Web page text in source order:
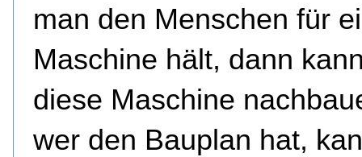
man den Menschen für
Maschine hält, dann
diese Maschine
wer den Bauplan hat,